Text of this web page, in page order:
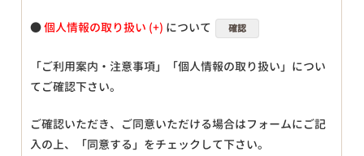
●個人情報の取り扱い について 確認
「ご利用案内・注意事項」「個人情報の取り扱い」につい
てご確認下さい。
ご確認いただき、ご同意いただける場合はフォームにご記
入の上、「同意する」をチェックして下さい。